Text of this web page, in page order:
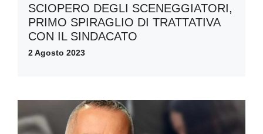
SCIOPERO DEGLI SCENEGGIATORI,
PRIMO SPIRAGLIO DI TRATTATIVA
CON IL SINDACATO
2 Agosto 2023